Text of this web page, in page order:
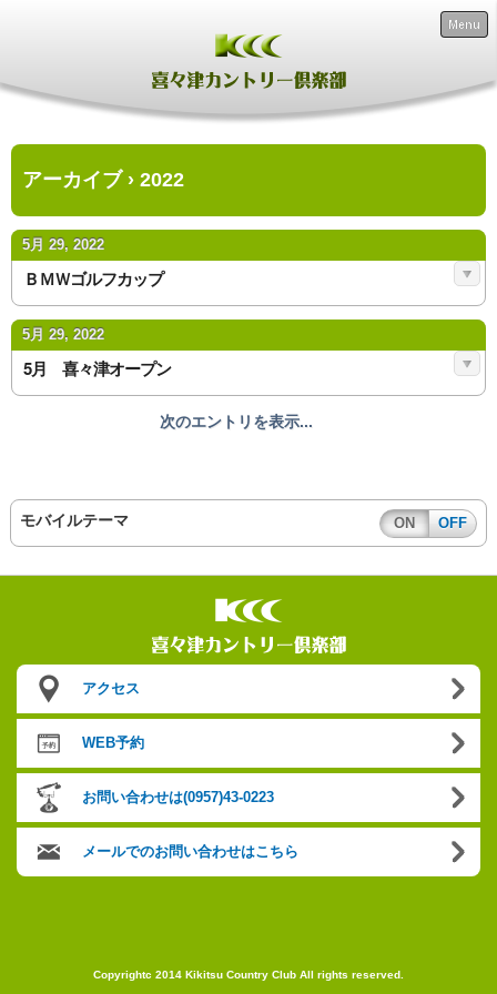
Menu
アーカイブ › 2022
5月 29, 2022
ＢＭＷゴルフカップ
5月 29, 2022
5月 喜々津オープン
次のエントリを表示...
モバイルテーマ ON OFF
アクセス
WEB予約
お問い合わせは(0957)43-0223
メールでのお問い合わせはこちら
Copyrightc 2014 Kikitsu Country Club All rights reserved.